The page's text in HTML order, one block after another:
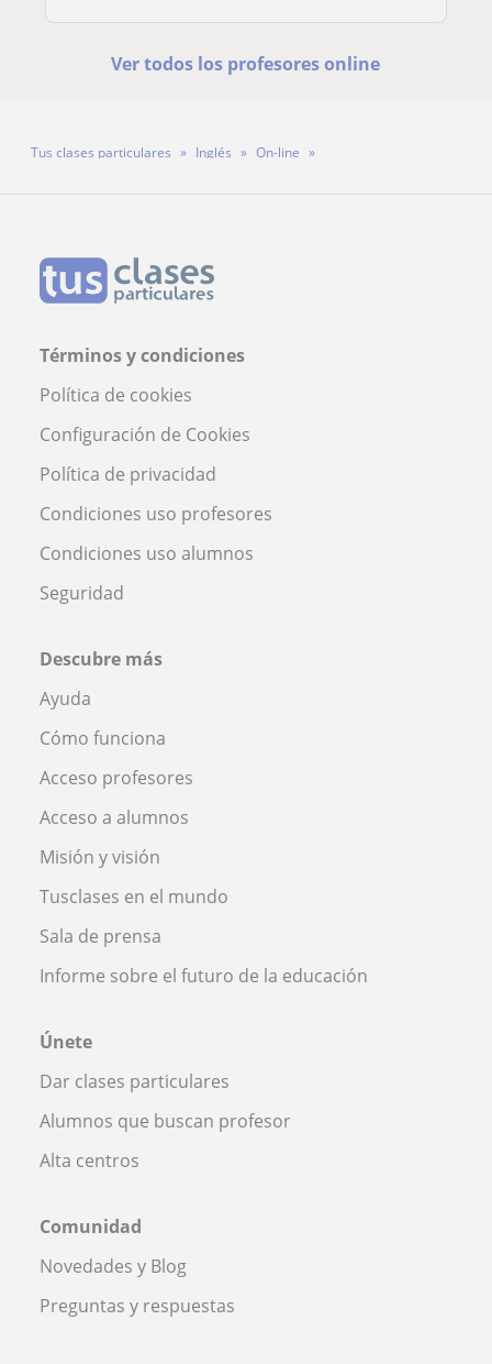
Ver todos los profesores online
Tus clases particulares Inglés
On-line
Términos y condiciones
Política de cookies
Configuración de Cookies
Política de privacidad
Condiciones uso profesores
Condiciones uso alumnos
Seguridad
Descubre más
Ayuda
Cómo funciona
Acceso profesores
Acceso a alumnos
Misión y visión
Tusclases en el mundo
Sala de prensa
Informe sobre el futuro de la educación
Únete
Dar clases particulares
Alumnos que buscan profesor
Alta centros
Comunidad
Novedades y Blog
Preguntas y respuestas